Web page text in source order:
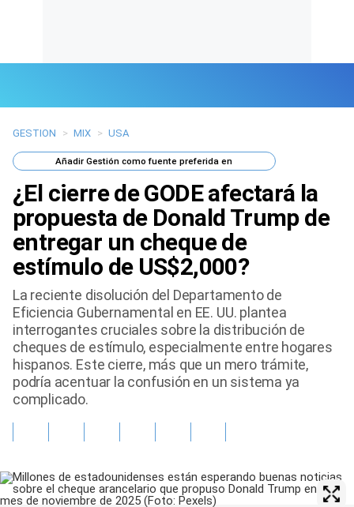
Últimas Noticias
Mi Bolsillo
Respuestas
Gente
Tendencias Mix
Sports
GESTION > MIX > USA
AñadirGestión como fuente preferida en
¿El cierre de GODE afectará la
propuesta de Donald Trump de
entregar un cheque de
estímulo de US$2,000?
La reciente disolución del Departamento de
Eficiencia Gubernamental en EE. UU. plantea
interrogantes cruciales sobre la distribución de
cheques de estímulo, especialmente entre hogares
hispanos. Este cierre, más que un mero trámite,
podría acentuar la confusión en un sistema ya
complicado.